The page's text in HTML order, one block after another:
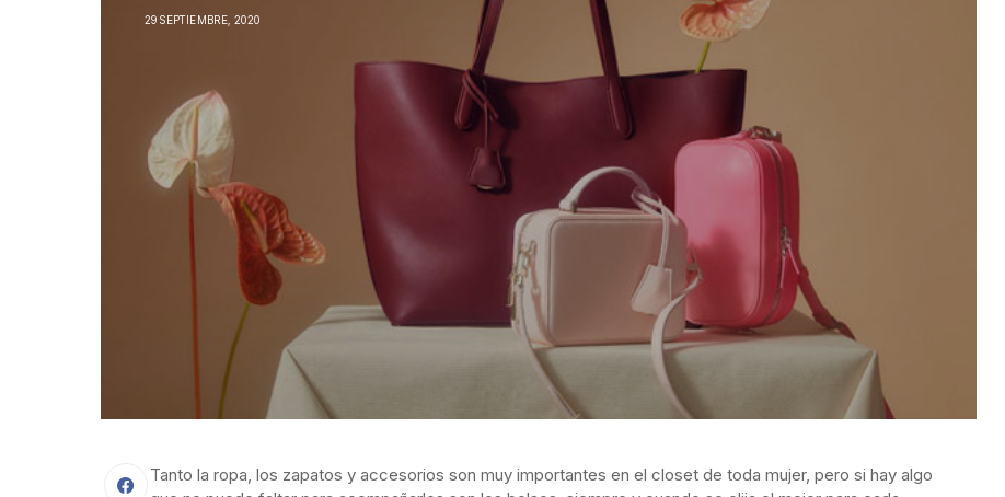
29 SEPTIEMBRE, 2020
Tanto la ropa, los zapatos y accesorios son muy importantes en el closet de toda mujer, pero si hay algo